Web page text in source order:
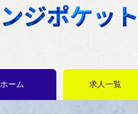
ホーム 求人一覧